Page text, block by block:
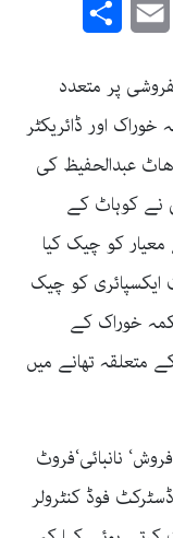
Reddit
Email
پر متعدد
خوراک اور ڈائریکٹر
عبدالحفیظ کی
نے کوہاٹ کے
کو چیک کیا
کو چیک
خوراک کے
متعلقہ تھانے میں
نانبائی‘فروٹ
فوڈ کنٹرولر